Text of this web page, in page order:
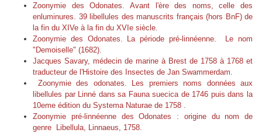
Zoonymie des Odonates. Avant l'ère des noms, celle des
enluminures. 39 libellules des manuscrits français (hors BnF) de
la fin du XIVe à la fin du XVIe siècle.
Zoonymie des Odonates. La période pré-linnéenne. Le nom
"Demoiselle" (1682).
Jacques Savary, médecin de marine à Brest de 1758 à 1768 et
traducteur de l'Histoire des Insectes de Jan Swammerdam.
Zoonymie des odonates. Les premiers noms données aux
libellules par Linné dans sa Fauna suecica de 1746 puis dans la
10eme édition du Systema Naturae de 1758 .
Zoonymie pré-linnéenne des Odonates : origine du nom de
genre Libellula, Linnaeus, 1758.